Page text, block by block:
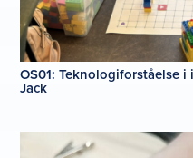
OS01: Teknologiforståelse
Jack